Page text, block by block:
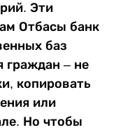
Эти
Отбасы банк
баз
граждан – не
копировать
или
Но чтобы